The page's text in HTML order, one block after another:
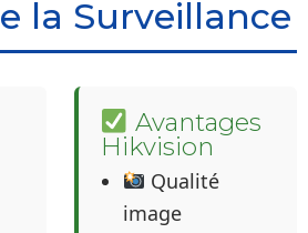
la Surveillance
Avantages
Hikvision
Qualité
image